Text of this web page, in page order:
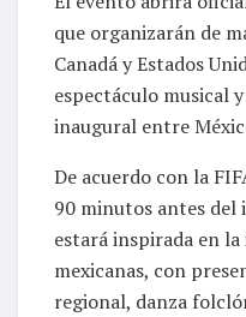
que organizarán de
Canadá y Estados
espectáculo musical
inaugural entre
De acuerdo con la
90 minutos antes
estará inspirada en
mexicanas, con
regional, danza